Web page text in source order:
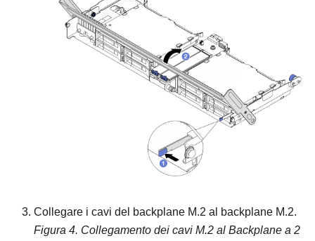
Collegare i cavi del backplane M.2 al backplane M.2.
Figura 4. Collegamento dei cavi M.2 al Backplane a 2